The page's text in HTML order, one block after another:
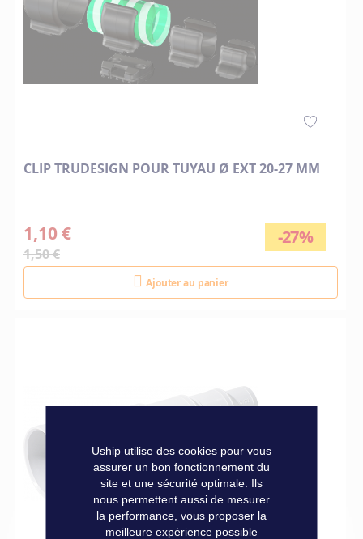
CLIP TRUDESIGN POUR TUYAU Ø EXT 20-27 MM
-27%
1,10 €
1,50 €
Ajouter au panier
Uship utilise des cookies pour vous
assurer un bon fonctionnement du
site et une sécurité optimale. Ils
nous permettent aussi de mesurer
la performance, vous proposer la
meilleure expérience possible